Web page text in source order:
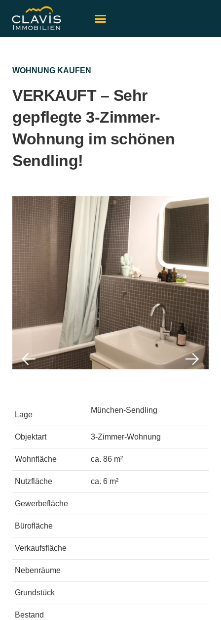
WOHNUNG KAUFEN
VERKAUFT – Sehr
gepflegte 3-Zimmer-
Wohnung im schönen
Sendling!
Lage
München-Sendling
Objektart 3-Zimmer-Wohnung
Wohnfläche ca. 86 m²
Nutzfläche ca. 6 m²
Gewerbefläche
Bürofläche
Verkaufsfläche
Nebenräume
Grundstück
Bestand